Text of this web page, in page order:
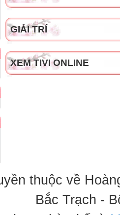
GIẢI TRÍ
XEM TIVI ONLINE
thuộc về
Bắc Trạch -